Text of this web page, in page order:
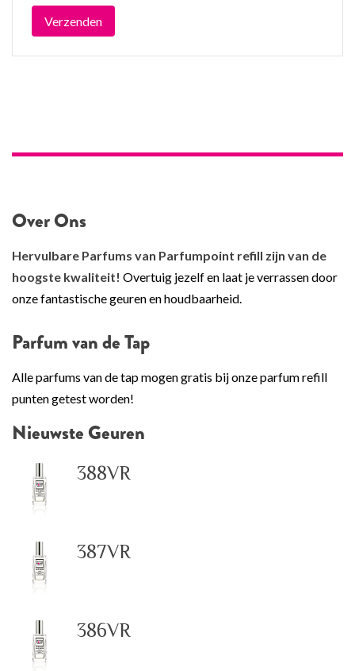
Over Ons
Hervulbare Parfums van Parfumpoint refill zijn van de
hoogste kwaliteit! Overtuig jezelf en laat je verrassen door
onze fantastische geuren en houdbaarheid.
Parfum van de Tap
Alle parfums van de tap mogen gratis bij onze parfum refill
punten getest worden!
Nieuwste Geuren
388VR
387VR
386VR